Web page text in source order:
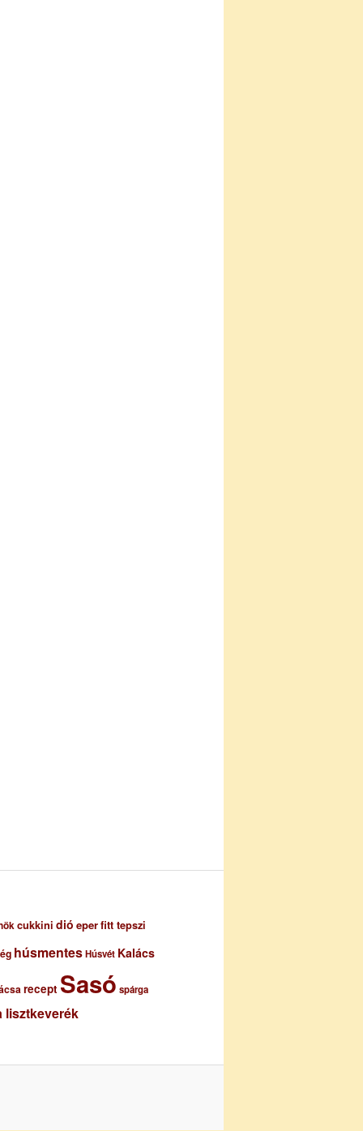
cukkini dió eperfitt tepszi
húsmentesHúsvét Kalács
recept Sasó spárga
lisztkeverék